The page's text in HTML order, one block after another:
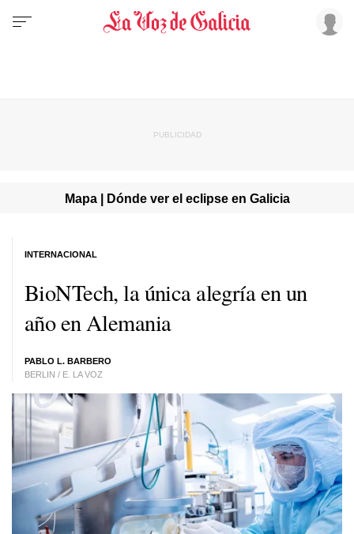
Mapa | Dónde ver el eclipse en Galicia
BioNTech, la única alegría en un
año en Alemania
PABLO L. BARBERO
BERLIN / E. LA VOZ
INTERNACIONAL